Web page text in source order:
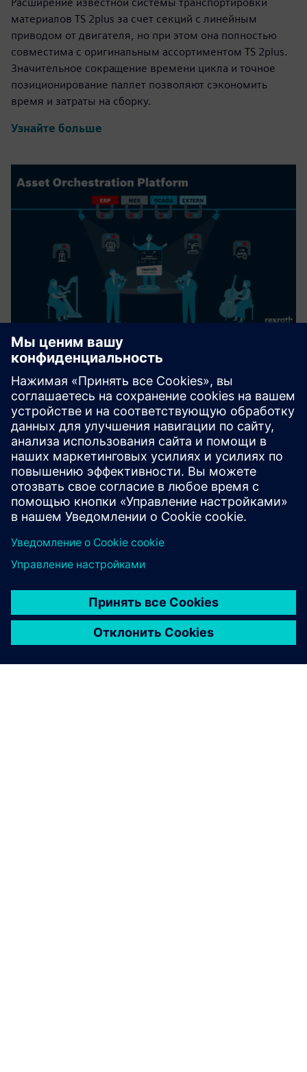
материалов TS 2plus за счет секций с линейным
приводом от двигателя, но при этом она полностью
совместима с оригинальным ассортиментом TS 2plus.
Значительное сокращение времени цикла и точное
позиционирование паллет позволяют сэкономить
время и затраты на сборку.
Узнайте больше
ASSET ORCHESTRATION PLATFORM
Asset Orchestration Platform (AOP) — это программная
платформа Bosch Rexroth для управления
производственными процессами. Это позволяет
владельцам процессов визуально моделировать,
адаптировать и контролировать производственные
по...
Узнайте больше